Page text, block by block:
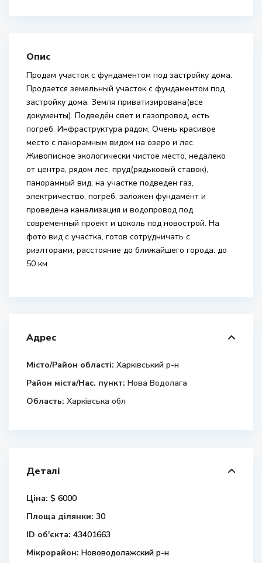
Опис
Продам участок с фундаментом под застройку дома.
Продается земельный участок с фундаментом под
застройку дома. Земля приватизирована(все
документы). Подведён свет и газопровод, есть
погреб. Инфраструктура рядом. Очень красивое
место с панорамным видом на озеро и лес.
Живописное экологически чистое место, недалеко
от центра, рядом лес, пруд(рядьковый ставок),
панорамный вид, на участке подведен газ,
электричество, погреб, заложен фундамент и
проведена канализация и водопровод под
современный проект и цоколь под новострой. На
фото вид с участка, готов сотрудничать с
риэлторами, расстояние до ближайшего города: до
50 км
Адрес
Місто/Район області: Харківський р-н
Район міста/Нас. пункт: Нова Водолага
Область: Харківська обл
Деталі
Ціна: $ 6000
Площа ділянки: 30
ID об'єкта: 43401663
Мікрорайон: Нововодолажский р-н